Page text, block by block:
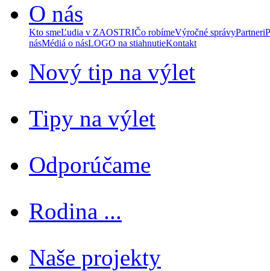
O nás
Kto smeĽudia v ZAOSTRIČo robímeVýročné správyPartneri
násMédiá o násLOGO na stiahnutieKontakt
Nový tip na výlet
Tipy na výlet
Odporúčame
Rodina ...
Naše projekty